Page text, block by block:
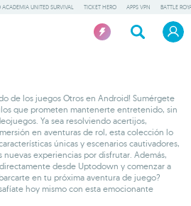
ACADEMIA UNITED SURVIVAL TICKET HERO APPS VPN BATTLE
de los juegos Otros en Android! Sumérgete
que prometen mantenerte entretenido, sin
Ya sea resolviendo acertijos,
en aventuras de rol, esta colección lo
únicas y escenarios cautivadores,
experiencias por disfrutar. Además,
desde Uptodown y comenzar a
en tu próxima aventura de juego?
hoy mismo con esta emocionante